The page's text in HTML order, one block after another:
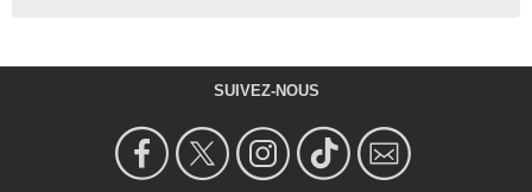
SUIVEZ-NOUS